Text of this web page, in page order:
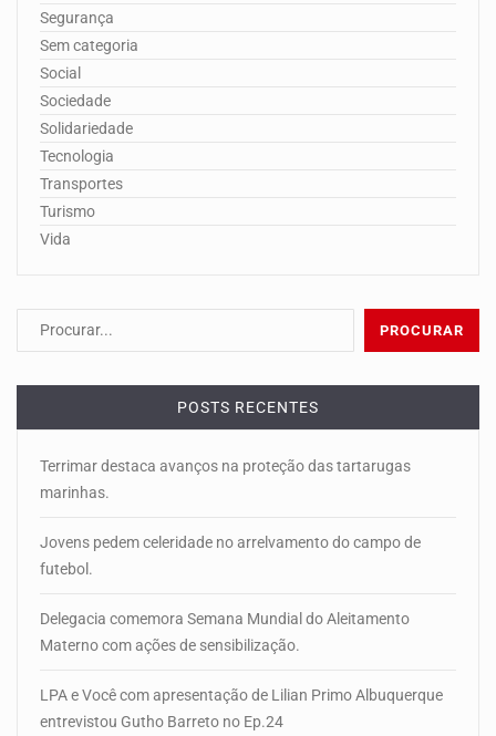
Segurança
Sem categoria
Social
Sociedade
Solidariedade
Tecnologia
Transportes
Turismo
Vida
POSTS RECENTES
Terrimar destaca avanços na proteção das tartarugas
marinhas.
Jovens pedem celeridade no arrelvamento do campo de
futebol.
Delegacia comemora Semana Mundial do Aleitamento
Materno com ações de sensibilização.
LPA e Você com apresentação de Lilian Primo Albuquerque
entrevistou Gutho Barreto no Ep.24